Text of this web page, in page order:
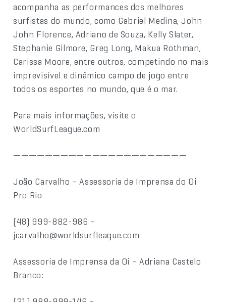
acompanha as performances dos melhores
surfistas do mundo, como Gabriel Medina, John
John Florence, Adriano de Souza, Kelly Slater,
Stephanie Gilmore, Greg Long, Makua Rothman,
Carissa Moore, entre outros, competindo no mais
imprevisível e dinâmico campo de jogo entre
todos os esportes no mundo, que é o mar.
Para mais informações, visite o
WorldSurfLeague.com
——————————————————————
João Carvalho – Assessoria de Imprensa do Oi
Pro Rio
(48) 999-882-986 –
jcarvalho@worldsurfleague.com
Assessoria de Imprensa da Oi – Adriana Castelo
Branco: